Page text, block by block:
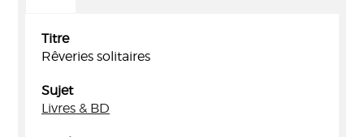
Titre
Rêveries solitaires
Sujet
Livres & BD